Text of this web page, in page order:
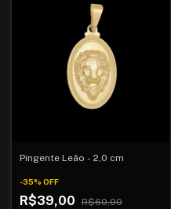
Pingente Leão - 2,0 cm
-35% OFF
R$39,00
R$60,00